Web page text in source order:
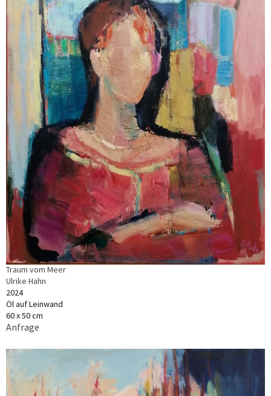
Traum vom Meer
Ulrike Hahn
2024
Öl auf Leinwand
60 x 50 cm
Anfrage